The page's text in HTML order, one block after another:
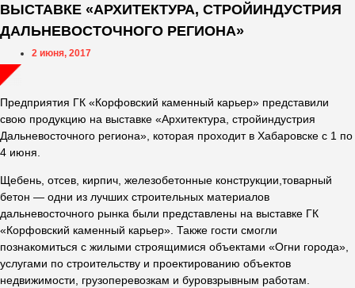
ВЫСТАВКЕ «АРХИТЕКТУРА, СТРОЙИНДУСТРИЯ
ДАЛЬНЕВОСТОЧНОГО РЕГИОНА»
2 июня, 2017
Предприятия ГК «Корфовский каменный карьер» представили
свою продукцию на выставке «Архитектура, стройиндустрия
Дальневосточного региона», которая проходит в Хабаровске с 1 по
4 июня.
Щебень, отсев, кирпич, железобетонные конструкции,товарный
бетон — одни из лучших строительных материалов
дальневосточного рынка были представлены на выставке ГК
«Корфовский каменный карьер». Также гости смогли
познакомиться с жилыми строящимися объектами «Огни города»,
услугами по строительству и проектированию объектов
недвижимости, грузоперевозкам и буровзрывным работам.